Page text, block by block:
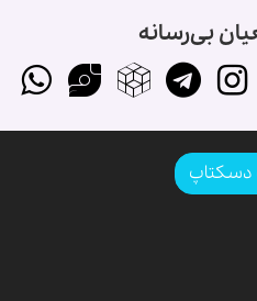
بی‌رسانه